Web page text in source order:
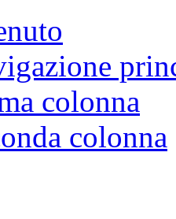
colonna
colonna